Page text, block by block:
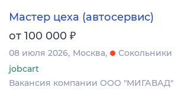
Мастер цеха (автосервис)
от 100 000 ₽
08 июля 2026 Москва
Сокольники
jobcart
Вакансия компании ООО "МИГАВАД"